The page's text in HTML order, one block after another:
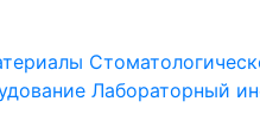
Лабораторный